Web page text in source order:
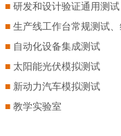
■ 研发和设计验证通用测
■ 生产线工作台常规测试
■ 自动化设备集成测试
■ 太阳能光伏模拟测试
■ 新动力汽车模拟测试
■ 教学实验室